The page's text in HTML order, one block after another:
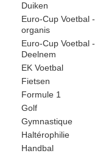
Duiken
Euro-Cup Voetbal -
organis
Euro-Cup Voetbal -
Deelnem
EK Voetbal
Fietsen
Formule 1
Golf
Gymnastique
Haltérophilie
Handbal